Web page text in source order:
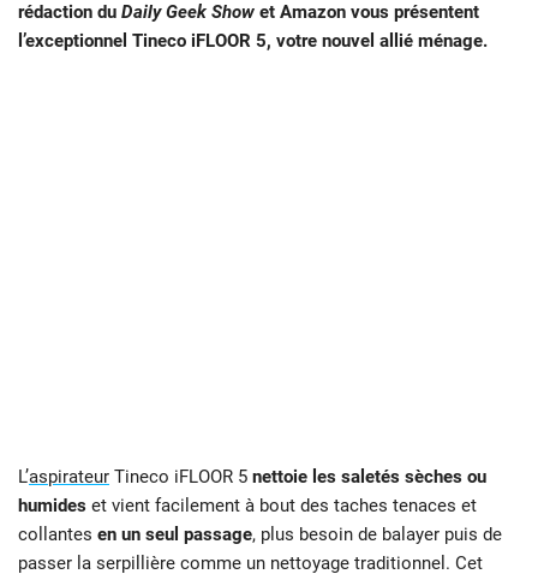
rédaction du Daily Geek Show et Amazon vous présentent
l’exceptionnel Tineco iFLOOR 5, votre nouvel allié ménage.
L’aspirateur Tineco iFLOOR 5 nettoie les saletés sèches ou
humides et vient facilement à bout des taches tenaces et
collantes en un seul passage, plus besoin de balayer puis de
passer la serpillière comme un nettoyage traditionnel. Cet